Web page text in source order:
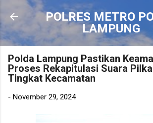
Langsung ke konten utama
POLRES METRO
LAMPUNG
Polda Lampung Pastikan
Proses Rekapitulasi Suara
Tingkat Kecamatan
- November 29, 2024